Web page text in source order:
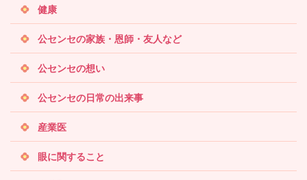
健康
公センセの家族・恩師・友人など
公センセの想い
公センセの日常の出来事
産業医
眼に関すること